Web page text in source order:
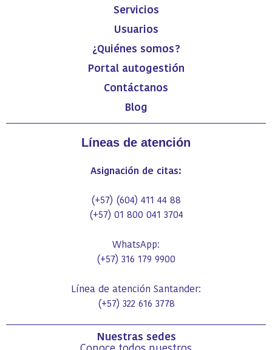
Servicios
Usuarios
¿Quiénes somos?
Portal autogestión
Contáctanos
Blog
Líneas de atención
Asignación de citas:
(+57) (604) 411 44 88
(+57) 01 800 041 3704
WhatsApp:
(+57) 316 179 9900
Línea de atención Santander:
(+57) 322 616 3778
Nuestras sedes